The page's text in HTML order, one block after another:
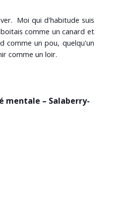
Moi qui d'habitude suis
comme un canard et
comme un pou, quelqu'un
comme un loir.
mentale – Salaberry-